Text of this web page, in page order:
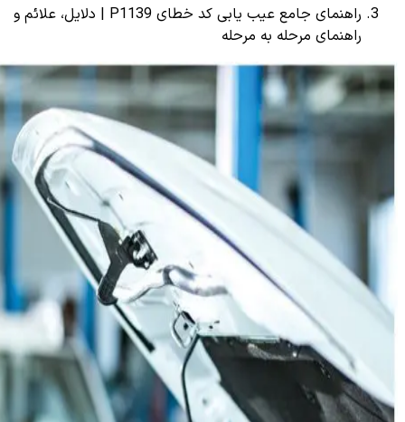
راهنمای جامع عیب یابی کد خطای P1139 | دلایل، علائم و
راهنمای مرحله به مرحله